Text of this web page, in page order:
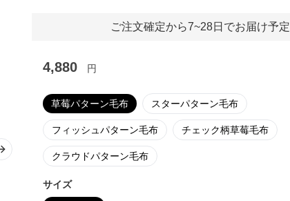
Next slide
ご注文確定から7~28日でお届け予定
4,880 円
草莓パターン毛布 スターパターン毛布
フィッシュパターン毛布 チェック柄草莓毛布
クラウドパターン毛布
サイズ